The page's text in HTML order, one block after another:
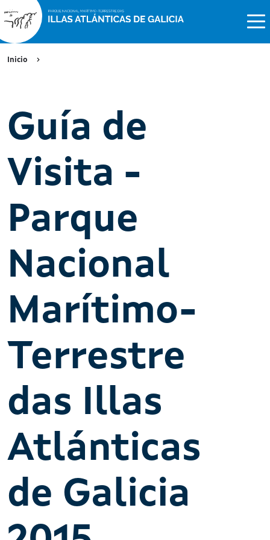
Inicio
Guía de
Visita -
Parque
Nacional
Marítimo-
Terrestre
das Illas
Atlánticas
de Galicia